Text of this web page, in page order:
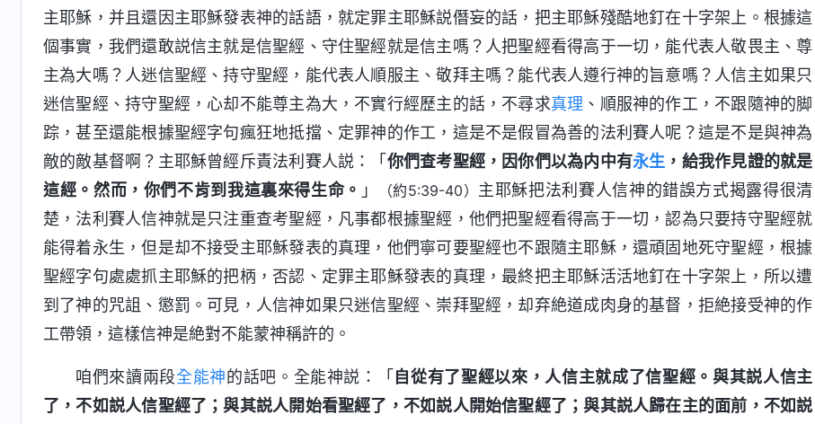
主耶穌，并且還因主耶穌發表神的話語，就定罪主耶穌説僭妄的話，把主耶穌殘酷地釘在十字架上。根據這
個事實，我們還敢説信主就是信聖經、守住聖經就是信主嗎？人把聖經看得高于一切，能代表人敬畏主、尊
主為大嗎？人迷信聖經、持守聖經，能代表人順服主、敬拜主嗎？能代表人遵行神的旨意嗎？人信主如果只
迷信聖經、持守聖經，心却不能尊主為大，不實行經歷主的話，不尋求真理 、順服神的作工，不跟隨神的脚
踪，甚至還能根據聖經字句瘋狂地抵擋、定罪神的作工，這是不是假冒為善的法利賽人呢？這是不是與神為
敵的敵基督啊？主耶穌曾經斥責法利賽人説：「 你們查考聖經，因你們以為内中有永生 ，給我作見證的就是
這經。然而，你們不肯到我這裏來得生命。 」 （約5:39-40） 主耶穌把法利賽人信神的錯誤方式揭露得很清
楚，法利賽人信神就是只注重查考聖經，凡事都根據聖經，他們把聖經看得高于一切，認為只要持守聖經就
能得着永生，但是却不接受主耶穌發表的真理，他們寧可要聖經也不跟隨主耶穌，還頑固地死守聖經，根據
聖經字句處處抓主耶穌的把柄，否認、定罪主耶穌發表的真理，最終把主耶穌活活地釘在十字架上，所以遭
到了神的咒詛、懲罰。可見，人信神如果只迷信聖經、崇拜聖經，却弃絶道成肉身的基督，拒絶接受神的作
工帶領，這樣信神是絶對不能蒙神稱許的。
咱們來讀兩段全能神的話吧。全能神説：「 自從有了聖經以來，人信主就成了信聖經。與其説人信主
了，不如説人信聖經了；與其説人開始看聖經了，不如説人開始信聖經了；與其説人歸在主的面前，不如説